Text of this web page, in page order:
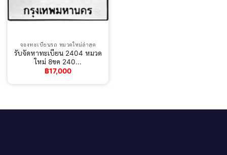
จองทะเบียนรถ หมวดใหม่ล่าสุด
รับจัดหาทะเบียน 2404 หมวด
ใหม่ 8ขค 240...
฿17,000